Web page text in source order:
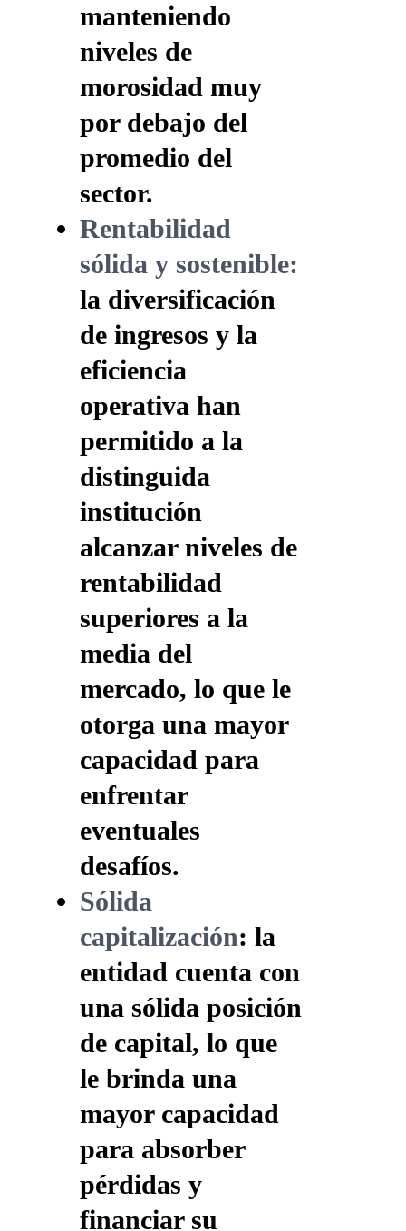
manteniendo
niveles de
morosidad muy
por debajo del
promedio del
sector.
Rentabilidad
sólida y sostenible:
la diversificación
de ingresos y la
eficiencia
operativa han
permitido a la
distinguida
institución
alcanzar niveles de
rentabilidad
superiores a la
media del
mercado, lo que le
otorga una mayor
capacidad para
enfrentar
eventuales
desafíos.
Sólida
capitalización: la
entidad cuenta con
una sólida posición
de capital, lo que
le brinda una
mayor capacidad
para absorber
pérdidas y
financiar su